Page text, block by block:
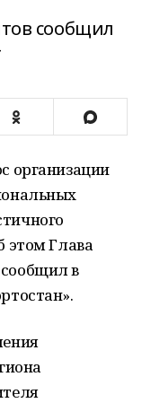
сообщил
организации
этом Глава
в